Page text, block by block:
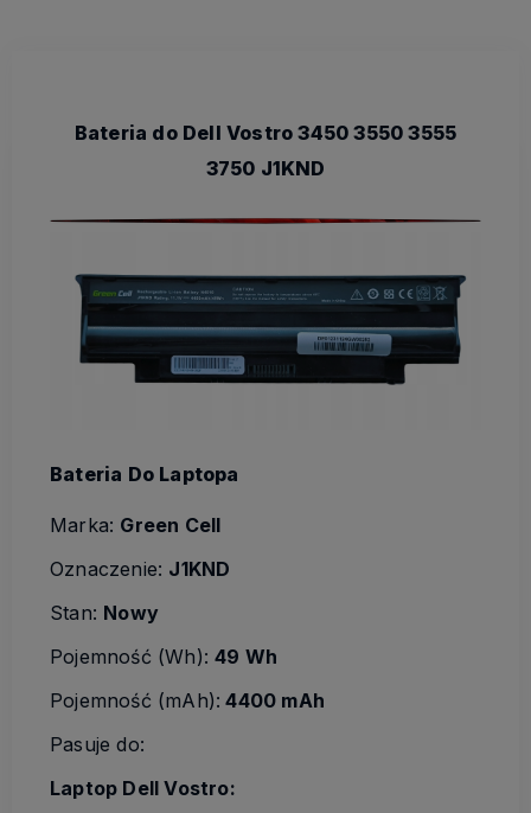
Bateria do Dell Vostro 3450 3550 3555
3750 J1KND
Bateria Do Laptopa
Marka: Green Cell
Oznaczenie: J1KND
Stan: Nowy
Pojemność (Wh):49 Wh
Pojemność (mAh): 4400 mAh
Pasuje do:
Laptop Dell Vostro: